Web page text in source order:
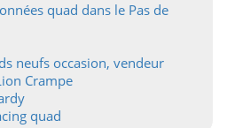
quad dans le Pas de
neufs occasion, vendeur
Crampe
quad